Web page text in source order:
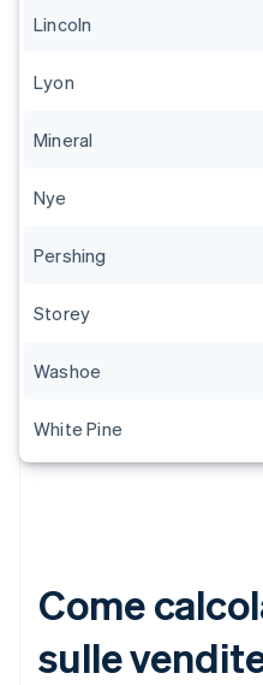
Lincoln
Lyon
Mineral
Nye
Pershing
Storey
Washoe
White Pine
Come
sulle